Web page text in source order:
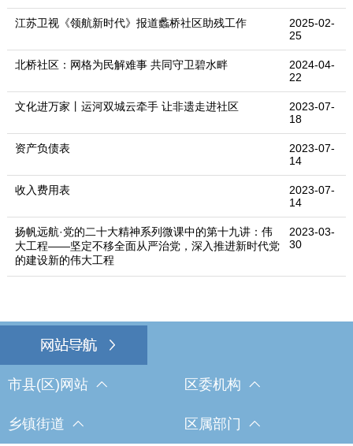
江苏卫视《领航新时代》报道蠡桥社区助残工作
2025-02-
25
北桥社区：网格为民解难事 共同守卫碧水畔
2024-04-
22
文化进万家丨运河双城云牵手 让非遗走进社区
2023-07-
18
资产负债表
2023-07-
14
收入费用表
2023-07-
14
扬帆远航·党的二十大精神系列微课中的第十九讲：伟
大工程——坚定不移全面从严治党，深入推进新时代党
的建设新的伟大工程
2023-03-
30
市县(区)网站 区委机构
乡镇街道 区属部门